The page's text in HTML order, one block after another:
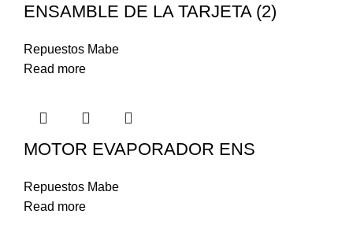
ENSAMBLE DE LA TARJETA (2)
Repuestos Mabe
Read more
MOTOR EVAPORADOR ENS
Repuestos Mabe
Read more